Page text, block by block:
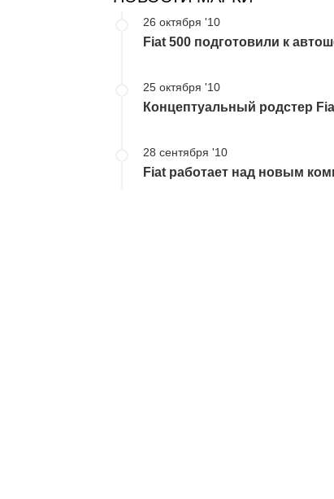
26 октября '10
Fiat 500 подготовили к
25 октября '10
Концептуальный родстер
28 сентября '10
Fiat работает над новым